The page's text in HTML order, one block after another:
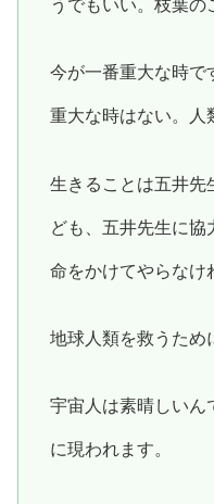
うでもいい。枝葉の
今が一番重大な時で
重大な時はない。人
生きることは五井先
ども、五井先生に協
命をかけてやらなけ
地球人類を救うため
宇宙人は素晴しいん
に現われます。